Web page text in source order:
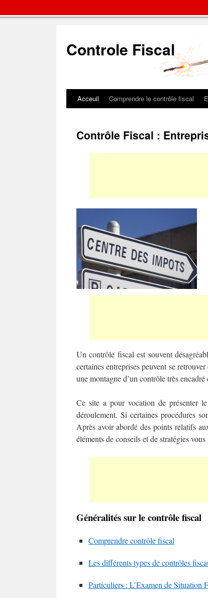
Controle Fiscal
Acceuil Comprendre le contrôle fiscal
Contrôle Fiscal :
Un contrôle fiscal est souvent
certaines entreprises peuvent se retrouver
une montagne d’un contrôle très
Ce site a pour vocation de présenter
déroulement. Si certaines procédures
Après avoir abordé des points relatifs
éléments de conseils et de stratégies vous
Généralités sur le contrôle fiscal
Comprendre contrôle fiscal
Les différents types de contrôles
Particuliers : L’Examen de Situation